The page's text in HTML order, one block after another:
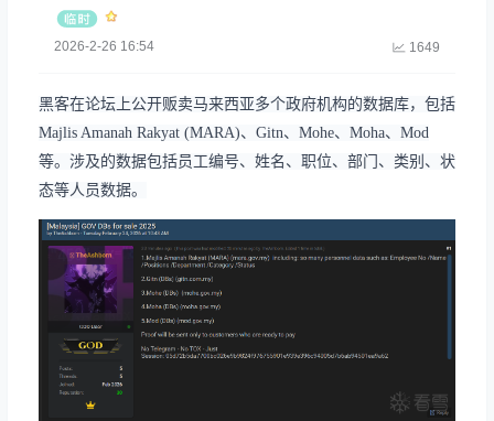
2026-2-26 16:54 1649
黑客在论坛上公开贩卖马来西亚多个政府机构的数据库，包括
Majlis Amanah Rakyat (MARA)、Gitn、Mohe、Moha、Mod
等。涉及的数据包括员工编号、姓名、职位、部门、类别、状
态等人员数据。